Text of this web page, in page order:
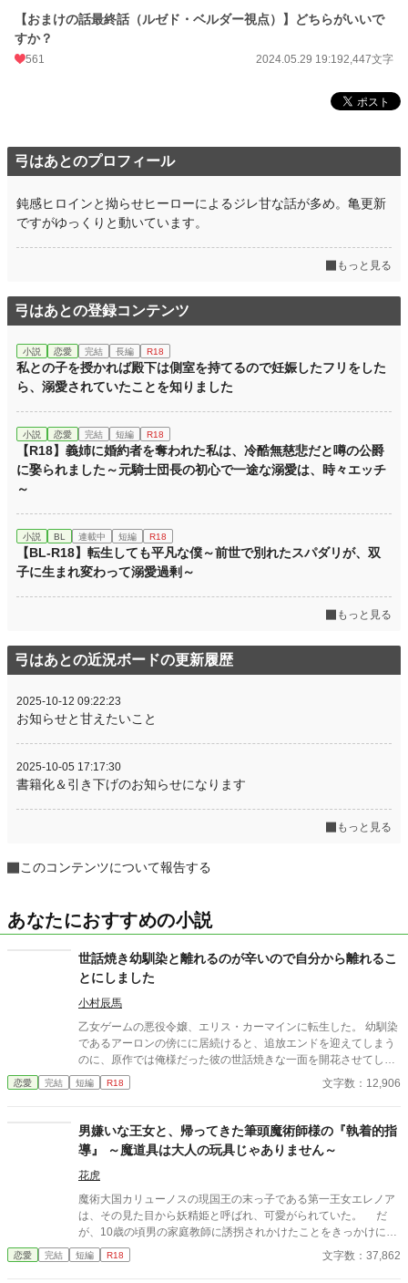
【おまけの話最終話（ルゼド・ベルダー視点）】どちらがいいで
すか？
561 2024.05.29 19:192,447文字
弓はあとのプロフィール
鈍感ヒロインと拗らせヒーローによるジレ甘な話が多め。亀更新
ですがゆっくりと動いています。
もっと見る
弓はあとの登録コンテンツ
小説 恋愛 完結 長編 R18
私との子を授かれば殿下は側室を持てるので妊娠したフリをした
ら、溺愛されていたことを知りました
小説 恋愛 完結 短編 R18
【R18】義姉に婚約者を奪われた私は、冷酷無慈悲だと噂の公爵
に娶られました～元騎士団長の初心で一途な溺愛は、時々エッチ
～
小説 BL 連載中 短編 R18
【BL-R18】転生しても平凡な僕～前世で別れたスパダリが、双
子に生まれ変わって溺愛過剰～
もっと見る
弓はあとの近況ボードの更新履歴
2025-10-12 09:22:23
お知らせと甘えたいこと
2025-10-05 17:17:30
書籍化＆引き下げのお知らせになります
もっと見る
このコンテンツについて報告する
あなたにおすすめの小説
世話焼き幼馴染と離れるのが辛いので自分から離れるこ
とにしました
小村辰馬
乙女ゲームの悪役令嬢、エリス・カーマインに転生した。 幼馴染
であるアーロンの傍にに居続けると、追放エンドを迎えてしまう
のに、原作では俺様だった彼の世話焼きな一面を開花させてしま
い、居心地の良い彼のそばを離れるのが辛くなってしまう。 なら
ば彼の代わりに男友達を作ろうと画策するがーー
恋愛 完結 短編 R18 文字数：12,906
男嫌いな王女と、帰ってきた筆頭魔術師様の『執着的指
導』 ～魔道具は大人の玩具じゃありません～
花虎
魔術大国カリューノスの現国王の末っ子である第一王女エレノア
は、その見た目から妖精姫と呼ばれ、可愛がられていた。 だ
が、10歳の頃男の家庭教師に誘拐されかけたことをきっかけに大
人の男嫌いとなってしまう。そんなエレノアの遊び相手として送
り込まれた美少女がいた。……けれどその正体は、兄王子の親友
恋愛 完結 短編 R18 文字数：37,862